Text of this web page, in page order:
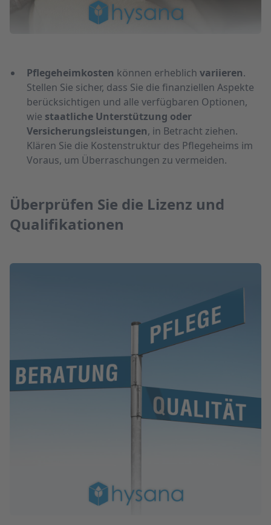
Pflegeheimkosten können erheblich variieren.
Stellen Sie sicher, dass Sie die finanziellen Aspekte
berücksichtigen und alle verfügbaren Optionen,
wie staatliche Unterstützung oder
Versicherungsleistungen, in Betracht ziehen.
Klären Sie die Kostenstruktur des Pflegeheims im
Voraus, um Überraschungen zu vermeiden.
Überprüfen Sie die Lizenz und
Qualifikationen